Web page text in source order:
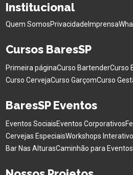
Institucional
Quem SomosPrivacidade Imprensa
Cursos BaresSP
Primeira páginaCurso BartenderCurso
Curso CervejaCurso GarçomCurso
BaresSP Eventos
Eventos SociaisEventos Corporativos
Cervejas EspeciaisWorkshops Interativo
Bar Nas AlturasCaminhão para Eventos